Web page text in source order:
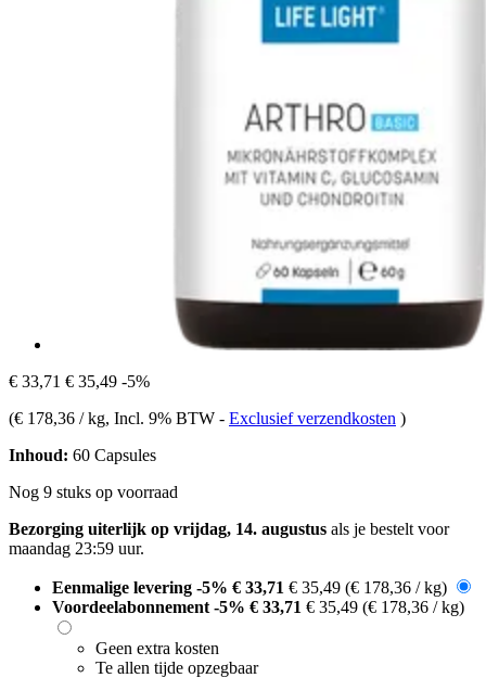
€ 33,71 € 35,49 -5%
(€ 178,36 / kg, Incl. 9% BTW - Exclusief verzendkosten )
Inhoud: 60 Capsules
Nog 9 stuks op voorraad
Bezorging uiterlijk op vrijdag, 14. augustus als je bestelt voor
maandag 23:59 uur.
Eenmalige levering -5% € 33,71 € 35,49 (€ 178,36 / kg)
Voordeelabonnement -5% € 33,71 € 35,49 (€ 178,36 / kg)
Geen extra kosten
Te allen tijde opzegbaar